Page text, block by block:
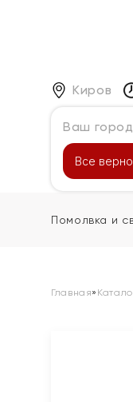
Киров
Ваш
Все верно
Помолвка и
Главная»